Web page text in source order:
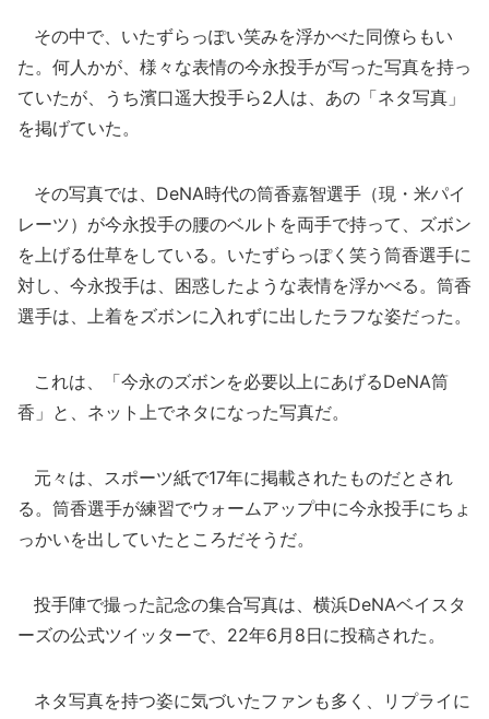
その中で、いたずらっぽい笑みを浮かべた同僚らもい
た。何人かが、様々な表情の今永投手が写った写真を持っ
ていたが、うち濱口遥大投手ら2人は、あの「ネタ写真」
を掲げていた。
その写真では、DeNA時代の筒香嘉智選手（現・米パイ
レーツ）が今永投手の腰のベルトを両手で持って、ズボン
を上げる仕草をしている。いたずらっぽく笑う筒香選手に
対し、今永投手は、困惑したような表情を浮かべる。筒香
選手は、上着をズボンに入れずに出したラフな姿だった。
これは、「今永のズボンを必要以上にあげるDeNA筒
香」と、ネット上でネタになった写真だ。
元々は、スポーツ紙で17年に掲載されたものだとされ
る。筒香選手が練習でウォームアップ中に今永投手にちょ
っかいを出していたところだそうだ。
投手陣で撮った記念の集合写真は、横浜DeNAベイスタ
ーズの公式ツイッターで、22年6月8日に投稿された。
ネタ写真を持つ姿に気づいたファンも多く、リプライに